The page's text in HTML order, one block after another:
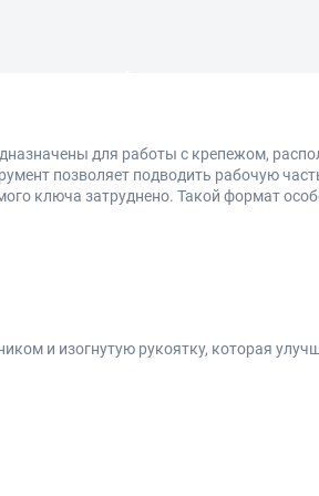
для работы с крепежом,
позволяет подводить рабочую
ключа затруднено. Такой формат
и изогнутую рукоятку, которая